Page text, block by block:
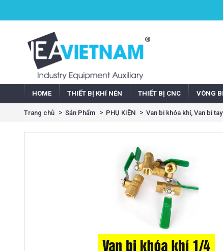
HOME THIẾT BỊ KHÍ NÉN THIẾT BỊ CNC VÒNG BI
Trang chủ Sản Phẩm PHỤ KIỆN Van bi khóa khí, Van bi